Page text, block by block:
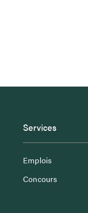
Services
Emplois
Concours